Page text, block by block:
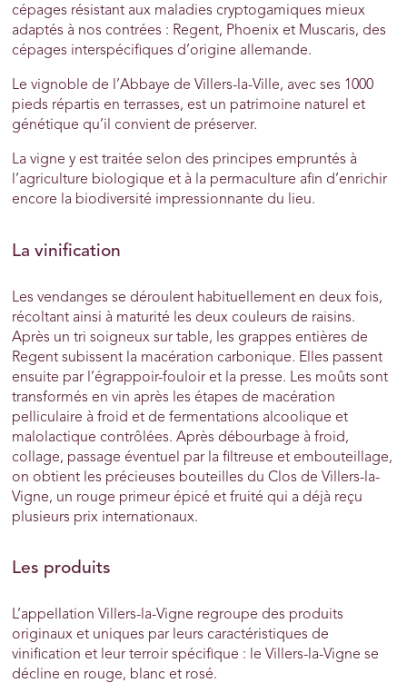
cépages résistant aux maladies cryptogamiques mieux
adaptés à nos contrées : Regent, Phoenix et Muscaris, des
cépages interspécifiques d’origine allemande.
Le vignoble de l’Abbaye de Villers-la-Ville, avec ses 1000
pieds répartis en terrasses, est un patrimoine naturel et
génétique qu’il convient de préserver.
La vigne y est traitée selon des principes empruntés à
l’agriculture biologique et à la permaculture afin d’enrichir
encore la biodiversité impressionnante du lieu.
La vinification
Les vendanges se déroulent habituellement en deux fois,
récoltant ainsi à maturité les deux couleurs de raisins.
Après un tri soigneux sur table, les grappes entières de
Regent subissent la macération carbonique. Elles passent
ensuite par l’égrappoir-fouloir et la presse. Les moûts sont
transformés en vin après les étapes de macération
pelliculaire à froid et de fermentations alcoolique et
malolactique contrôlées. Après débourbage à froid,
collage, passage éventuel par la filtreuse et embouteillage,
on obtient les précieuses bouteilles du Clos de Villers-la-
Vigne, un rouge primeur épicé et fruité qui a déjà reçu
plusieurs prix internationaux.
Les produits
L’appellation Villers-la-Vigne regroupe des produits
originaux et uniques par leurs caractéristiques de
vinification et leur terroir spécifique : le Villers-la-Vigne se
décline en rouge, blanc et rosé.